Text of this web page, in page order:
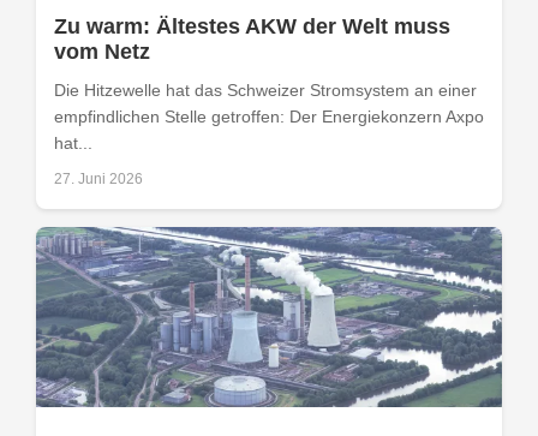
Zu warm: Ältestes AKW der Welt muss
vom Netz
Die Hitzewelle hat das Schweizer Stromsystem an einer
empfindlichen Stelle getroffen: Der Energiekonzern Axpo
hat...
27. Juni 2026